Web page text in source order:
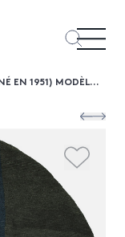
MARCEL ZELMANOVITCH (NÉ EN 1951) MODÈLE PER 09 27SP - PIÈCE UNIQUE